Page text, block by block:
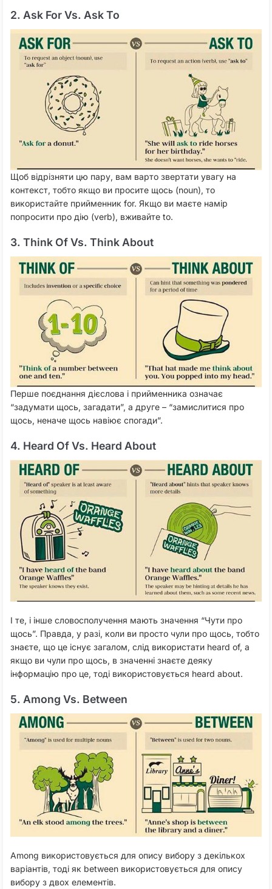
2. Ask For Vs. Ask To
Щоб відрізняти цю пару, вам варто звертати увагу на
контекст, тобто якщо ви просите щось (noun), то
використайте прийменник for. Якщо ви маєте намір
попросити про дію (verb), вживайте to.
3. Think Of Vs. Think About
Перше поєднання дієслова і прийменника означає
“задумати щось, загадати”, а друге – “замислитися про
щось, неначе щось навіює спогади”.
4. Heard Of Vs. Heard About
І те, і інше словосполучення мають значення “Чути про
щось”. Правда, у разі, коли ви просто чули про щось, тобто
знаєте, що це існує загалом, слід використати heard of, а
якщо ви чули про щось, в значенні знаєте деяку
інформацію про це, тоді використовується heard about.
5. Among Vs. Between
Among використовується для опису вибору з декількох
варіантів, тоді як between використовується для опису
вибору з двох елементів.